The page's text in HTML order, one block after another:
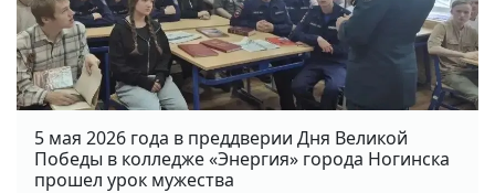
5 мая 2026 года в преддверии Дня Великой
Победы в колледже «Энергия» города Ногинска
прошел урок мужества